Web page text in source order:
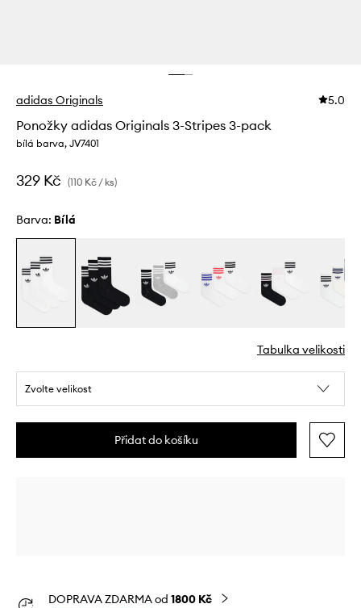
adidas Originals 5.0
Ponožky adidas Originals 3-Stripes 3-pack
bílá barva, JV7401
329 Kč (110 Kč / ks)
Barva: bílá
Tabulka velikosti
Zvolte velikost
Přidat do košíku
DOPRAVA ZDARMA od 1800 Kč